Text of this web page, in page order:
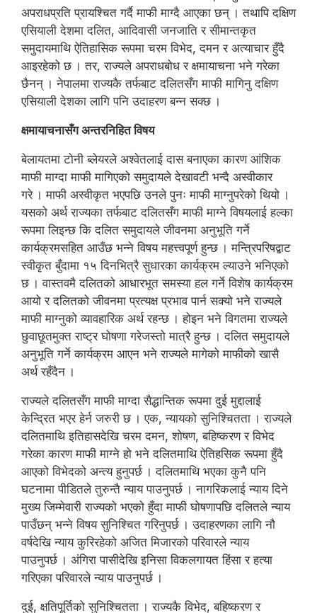
अपराधप्रति प्रायश्चित गर्दै माफी माग्दै आएका छन् । तथापि दक्षिण
एसियाली देशमा दलित, आदिवासी जनजाति र सीमान्तकृत
समुदायमाथि ऐतिहासिक रूपमा चरम विभेद, दमन र अत्याचार हुँदै
आइरहेको छ । तर, राज्यले अपराधबोध र क्षमायाचना भने गरेका
छैनन् । नेपालमा राज्यकै तर्फबाट दलितसँग माफी मागिनु दक्षिण
एसियाली देशका लागि पनि उदाहरण बन्न सक्छ ।
क्षमायाचनासँग अन्तरनिहित विषय
बेलायतमा टोनी ब्लेयरले अश्वेतलाई दास बनाएका कारण आंशिक
माफी माग्दा माफी मागिएको समुदायले देखावटी भन्दै अस्वीकार
गरे । माफी अस्वीकृत भएपछि उनले पुनः माफी माग्नुपरेको थियो ।
यसको अर्थ राज्यका तर्फबाट दलितसँग माफी माग्ने विषयलाई हल्का
रूपमा लिइन्छ कि दलित समुदायले जीवनमा अनुभूति गर्ने
कार्यक्रमसहित आउँछ भन्ने विषय महत्त्वपूर्ण हुन्छ । मन्त्रिपरिषद्बाट
स्वीकृत बुँदामा १५ दिनभित्रै सुधारका कार्यक्रम ल्याउने भनिएको
छ । वास्तवमै दलितको आधारभूत समस्या हल गर्ने विशेष कार्यक्रम
आयो र दलितको जीवनमा प्रत्यक्ष प्रभाव पार्न सक्यो भने राज्यले
माफी माग्नुको व्यावहारिक अर्थ रहन्छ । होइन भने विगतमा राज्यले
छुवाछूतमुक्त राष्ट्र घोषणा गरेजस्तो मात्रै हुन्छ । दलित समुदायले
अनुभूति गर्ने कार्यक्रम आएन भने राज्यले मागेको माफीको खासै
अर्थ रहँदैन ।
राज्यले दलितसँग माफी माग्दा सैद्धान्तिक रूपमा दुई मुद्दालाई
केन्द्रित भएर हेर्न जरुरी छ । एक, न्यायको सुनिश्चितता । राज्यले
दलितमाथि इतिहासदेखि चरम दमन, शोषण, बहिष्करण र विभेद
गरेका कारण माफी माग्ने हो भने दलितमाथि ऐतिहसिक रूपमा हुँदै
आएको विभेदको अन्त्य हुनुपर्छ । दलितमाथि भएका कुनै पनि
घटनामा पीडितले तुरुन्तै न्याय पाउनुपर्छ । नागरिकलाई न्याय दिने
मुख्य जिम्मेवारी राज्यको भएको हुँदा माफी घोषणापछि दलितले न्याय
पाउँछन् भन्ने विषय सुनिश्चित गरिनुपर्छ । उदाहरणका लागि नौ
वर्षदेखि न्याय कुरिरहेको अजित मिजारको परिवारले न्याय
पाउनुपर्छ । अंगिरा पासीदेखि इनिसा विकलगायत हिंसा र हत्या
गरिएका परिवारले न्याय पाउनुपर्छ ।
दुई, क्षतिपूर्तिको सुनिश्चितता । राज्यकै विभेद, बहिष्करण र